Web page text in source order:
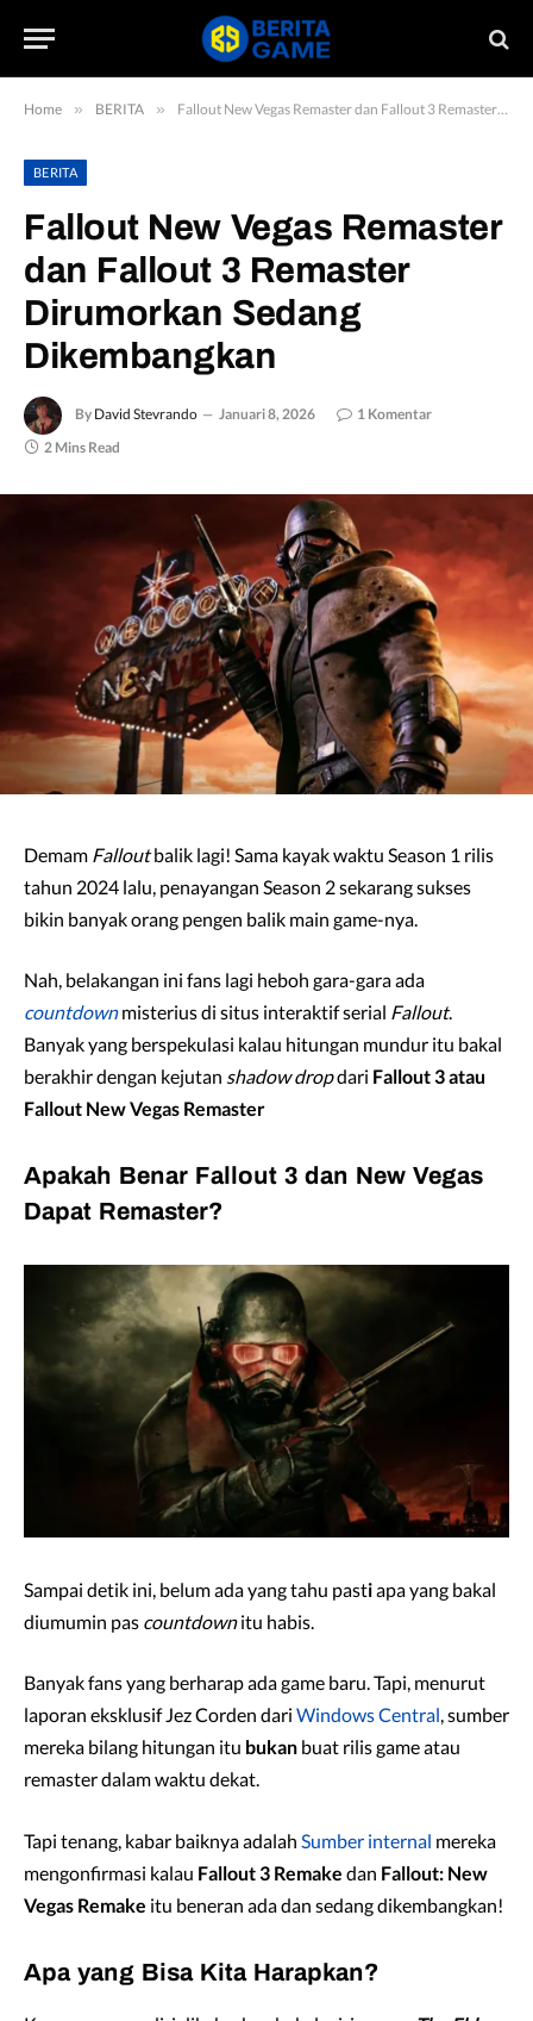
Home » BERITA » Fallout New Vegas Remaster dan Fallout 3 Remaster Dirumorkan Sedang Dikembangkan
BERITA
Fallout New Vegas Remaster
dan Fallout 3 Remaster
Dirumorkan Sedang
Dikembangkan
By David Stevrando Januari 8, 2026
1 Komentar
2 Mins Read
Demam Falloutbalik lagi! Sama kayak waktu Season 1 rilis
tahun 2024 lalu, penayangan Season 2 sekarang sukses
bikin banyak orang pengen balik main game-nya.
Nah, belakangan ini fans lagi heboh gara-gara ada
countdownmisterius di situs interaktif serial Fallout.
Banyak yang berspekulasi kalau hitungan mundur itu bakal
berakhir dengan kejutan shadow dropdari Fallout 3 atau
Fallout New Vegas Remaster
Apakah Benar Fallout 3 dan New Vegas
Dapat Remaster?
Sampai detik ini, belum ada yang tahu pastiapa yang bakal
diumumin pas countdownitu habis.
Banyak fans yang berharap ada game baru. Tapi, menurut
laporan eksklusif Jez Corden dari Windows Central, sumber
mereka bilang hitungan itu bukan buat rilis game atau
remaster dalam waktu dekat.
Tapi tenang, kabar baiknya adalah Sumber internal mereka
mengonfirmasi kalau Fallout 3 Remake dan Fallout: New
Vegas Remake itu beneran ada dan sedang dikembangkan!
Apa yang Bisa Kita Harapkan?